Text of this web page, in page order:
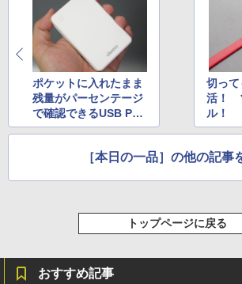
ポケットに入れたまま
残量がパーセンテージ
で確認できるUSB PD
対応モバイルバッテリ
切っ
活！
ル！
［本日の一品］の他の記事
トップページに戻る
おすすめ記事